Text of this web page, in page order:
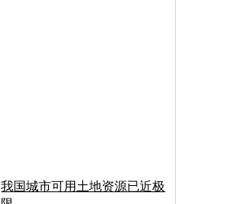
我国城市可用土地资源已近极